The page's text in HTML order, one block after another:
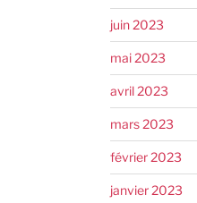
juin 2023
mai 2023
avril 2023
mars 2023
février 2023
janvier 2023